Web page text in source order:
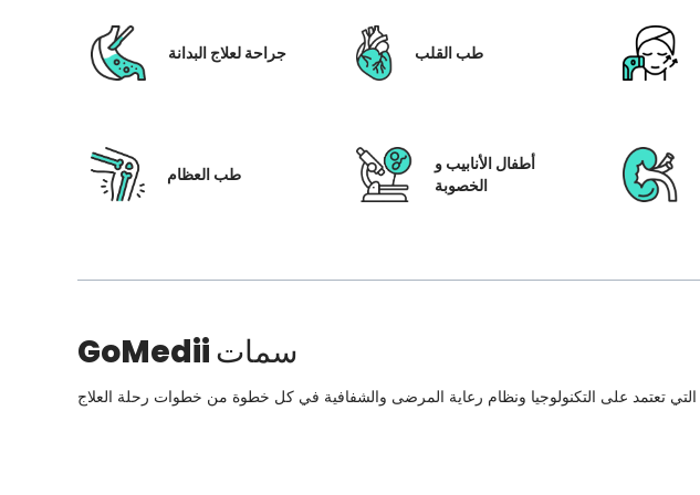
جراحة لعلاج البدانة طب القلب
طب العظام
أطفال الأنابيب و
الخصوبة
GoMediiسمات